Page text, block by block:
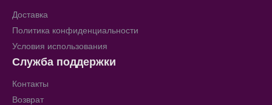
Доставка
Политика конфиденциальности
Условия использования
Служба поддержки
Контакты
Возврат